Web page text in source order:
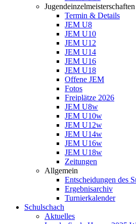
Jugendeinzelmeisterschaften
Termin & Details
JEM U8
JEM U10
JEM U12
JEM U14
JEM U16
JEM U18
Offene JEM
Fotos
Freiplätze 2026
JEM U8w
JEM U10w
JEM U12w
JEM U14w
JEM U16w
JEM U18w
Zeitungen
Allgemein
Entscheidungen des
Ergebnisarchiv
Turnierkalender
Schulschach
Aktuelles